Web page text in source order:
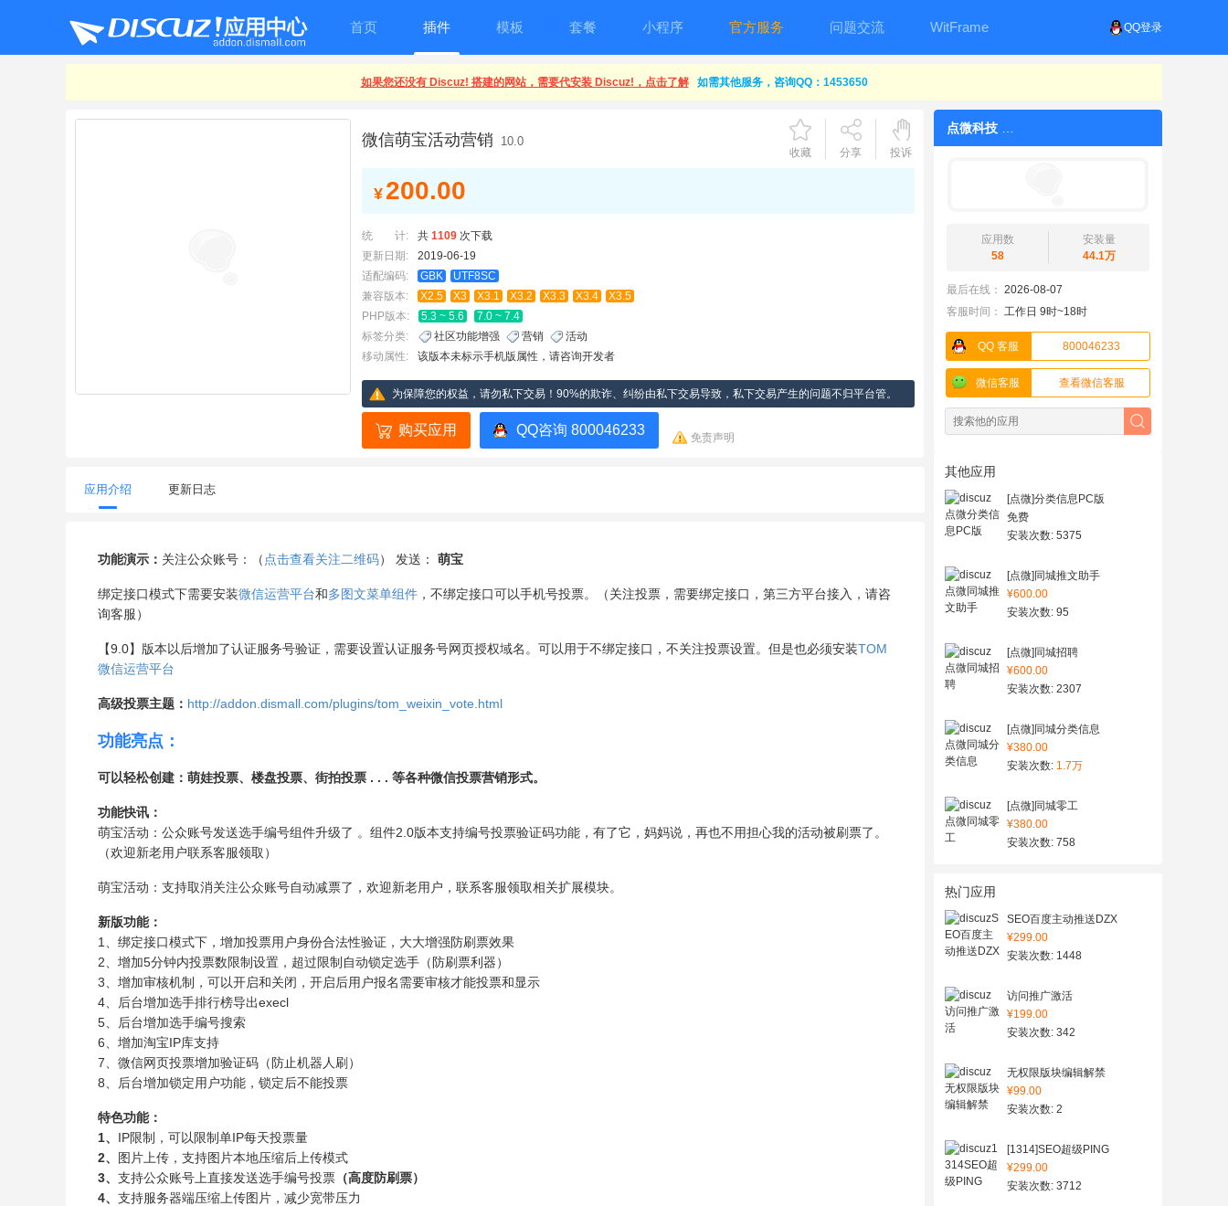
QQ登录
首页 插件 模板 套餐 小程序 官方服务 问题交流 WitFrame
如果您还没有 Discuz! 搭建的网站，需要代安装 Discuz!，点击了解 如需其他服务，咨询QQ：1453650
点微科技
应用数
58
安装量
44.1万
最后在线： 2026-08-07
客服时间： 工作日 9时~18时
QQ 客服 800046233
微信客服 查看微信客服
其他应用
[点微]分类信息PC版
免费
安装次数: 5375
[点微]同城推文助手
¥600.00
安装次数: 95
[点微]同城招聘
¥600.00
安装次数: 2307
[点微]同城分类信息
¥380.00
安装次数: 1.7万
[点微]同城零工
¥380.00
安装次数: 758
热门应用
SEO百度主动推送DZX
¥299.00
安装次数: 1448
访问推广激活
¥199.00
安装次数: 342
无权限版块编辑解禁
¥99.00
安装次数: 2
[1314]SEO超级PING
¥299.00
安装次数: 3712
微信萌宝活动营销 10.0
收藏 分享 投诉
¥ 200.00
统 计: 共 1109 次下载
更新日期:
2019-06-19
适配编码:
GBK
UTF8SC
兼容版本:
X2.5 X3 X3.1 X3.2 X3.3 X3.4
X3.5
PHP版本:
5.3 ~ 5.6
7.0 ~ 7.4
标签分类:
社区功能增强 营销
活动
移动属性:
该版本未标示手机版属性，请咨询开发者
为保障您的权益，请勿私下交易！90%的欺诈、纠纷由私下交易导致，私下交易产生的问题不归平台管。
购买应用 QQ咨询 800046233 免责声明
应用介绍 更新日志
功能演示： 关注公众账号：（ 点击查看关注二维码） 发送： 萌宝
绑定接口模式下需要安装微信运营平台和多图文菜单组件 ，不绑定接口可以手机号投票。（关注投票，需要绑定接口，第三方平台接入，请咨
询客服）
【9.0】版本以后增加了认证服务号验证，需要设置认证服务号网页授权域名。可以用于不绑定接口，不关注投票设置。但是也必须安装TOM
微信运营平台
高级投票主题： http://addon.dismall.com/plugins/tom_weixin_vote.html
功能亮点：
可以轻松创建：萌娃投票、楼盘投票、街拍投票 . . . 等各种微信投票营销形式。
功能快讯：
萌宝活动：公众账号发送选手编号组件升级了 。组件2.0版本支持编号投票验证码功能，有了它，妈妈说，再也不用担心我的活动被刷票了。
（欢迎新老用户联系客服领取）
萌宝活动：支持取消关注公众账号自动减票了，欢迎新老用户，联系客服领取相关扩展模块。
新版功能：
1、绑定接口模式下，增加投票用户身份合法性验证，大大增强防刷票效果
2、增加5分钟内投票数限制设置，超过限制自动锁定选手（防刷票利器）
3、增加审核机制，可以开启和关闭，开启后用户报名需要审核才能投票和显示
4、后台增加选手排行榜导出execl
5、后台增加选手编号搜索
6、增加淘宝IP库支持
7、微信网页投票增加验证码（防止机器人刷）
8、后台增加锁定用户功能，锁定后不能投票
特色功能：
1、 IP限制，可以限制单IP每天投票量
2、 图片上传，支持图片本地压缩后上传模式
3、 支持公众账号上直接发送选手编号投票 （高度防刷票）
4、 支持服务器端压缩上传图片，减少宽带压力